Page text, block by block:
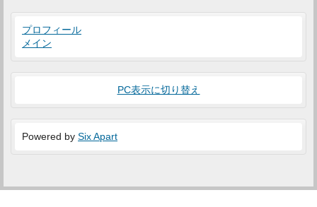
プロフィール
メイン
PC表示に切り替え
Powered by Six Apart